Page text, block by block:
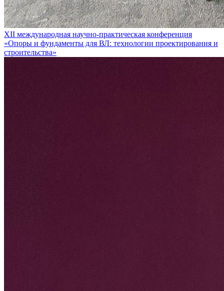
XII международная научно-практическая конференция
«Опоры и фундаменты для ВЛ: технологии проектирования и
строительства»